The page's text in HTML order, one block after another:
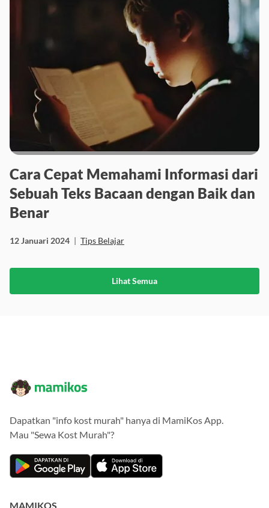
Cara Cepat Memahami Informasi dari
Sebuah Teks Bacaan dengan Baik dan
Benar
12 Januari 2024 | Tips Belajar
Lihat Semua
Dapatkan "info kost murah" hanya di MamiKos App.
Mau "Sewa Kost Murah"?
MAMIKOS